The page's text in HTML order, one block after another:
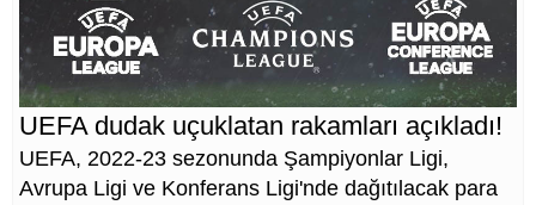
UEFA dudak uçuklatan rakamları açıkladı!
UEFA, 2022-23 sezonunda Şampiyonlar Ligi,
Avrupa Ligi ve Konferans Ligi'nde dağıtılacak para